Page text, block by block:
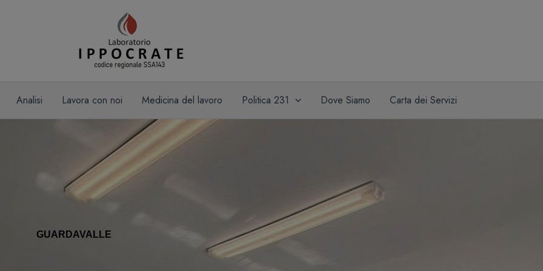
Analisi Lavora con noi Medicina del lavoro Politica 231 Dove Siamo Carta dei Servizi
GUARDAVALLE